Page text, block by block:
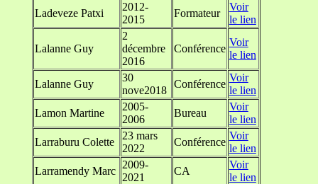
Ladeveze Patxi
2012-
2015
Formateur
Voir
le lien
Lalanne Guy
2
décembre
2016
Conférence
Voir
le lien
Lalanne Guy
30
nove2018
Conférence
Voir
le lien
Lamon Martine
2005-
2006
Bureau
Voir
le lien
Larraburu Colette
23 mars
2022
Conférence
Voir
le lien
Larramendy Marc
2009-
2021
CA
Voir
le lien